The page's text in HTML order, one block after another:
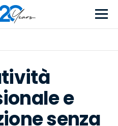
e
senza